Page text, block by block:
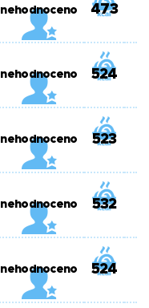
nehodnoceno 473
nehodnoceno 524
nehodnoceno 523
nehodnoceno 532
nehodnoceno 524